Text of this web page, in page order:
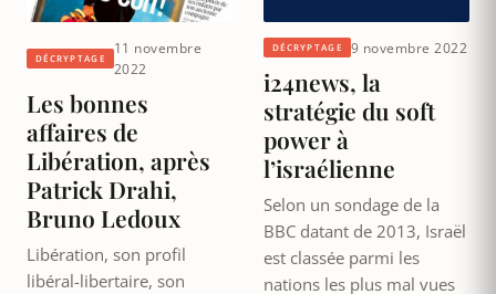
DÉCRYPTAGE
11 novembre
2022
Les bonnes
affaires de
Libération, après
Patrick Drahi,
Bruno Ledoux
Libération, son profil
libéral-libertaire, son
DÉCRYPTAGE 9 novembre 2022
i24news, la
stratégie du soft
power à
l’israélienne
Selon un sondage de la
BBC datant de 2013, Israël
est classée parmi les
nations les plus mal vues